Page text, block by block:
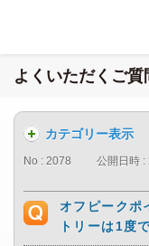
よくいただくご質
カテゴリー表示
No : 2078 公開日時
オフピークポ
トリーは1度